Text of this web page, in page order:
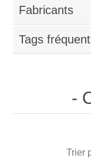
Fabricants
Tags
-
Trier